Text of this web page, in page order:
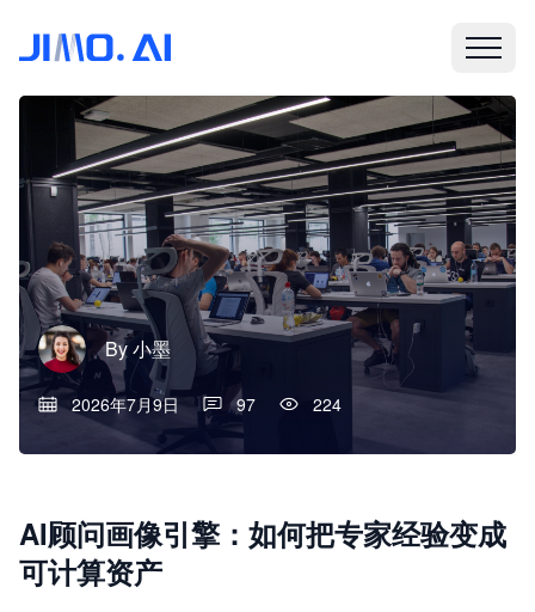
By小墨
2026年7月9日 97 224
AI顾问画像引擎：如何把专家经验变成
可计算资产